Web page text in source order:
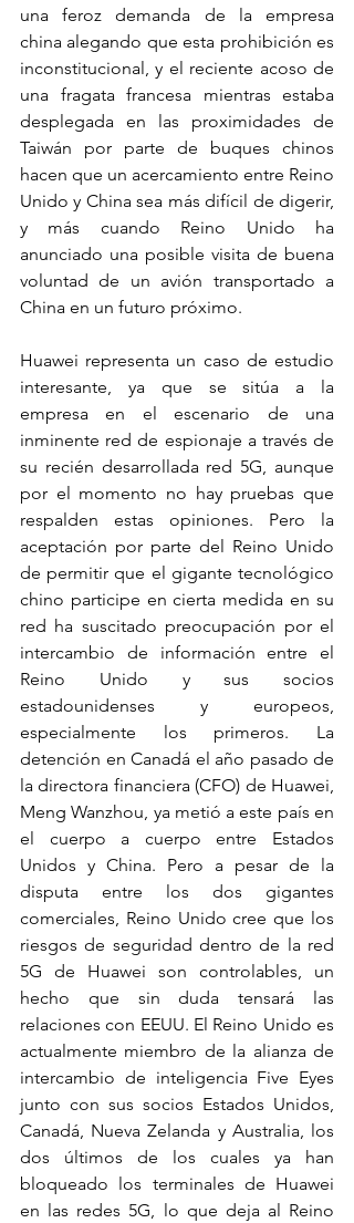
una feroz demanda de la empresa
china alegando que esta prohibición es
inconstitucional, y el reciente acoso de
una fragata francesa mientras estaba
desplegada en las proximidades de
Taiwán por parte de buques chinos
hacen que un acercamiento entre Reino
Unido y China sea más difícil de digerir,
y más cuando Reino Unido ha
anunciado una posible visita de buena
voluntad de un avión transportado a
China en un futuro próximo.
Huawei representa un caso de estudio
interesante, ya que se sitúa a la
empresa en el escenario de una
inminente red de espionaje a través de
su recién desarrollada red 5G, aunque
por el momento no hay pruebas que
respalden estas opiniones. Pero la
aceptación por parte del Reino Unido
de permitir que el gigante tecnológico
chino participe en cierta medida en su
red ha suscitado preocupación por el
intercambio de información entre el
Reino Unido y sus socios
estadounidenses y europeos,
especialmente los primeros. La
detención en Canadá el año pasado de
la directora financiera (CFO) de Huawei,
Meng Wanzhou, ya metió a este país en
el cuerpo a cuerpo entre Estados
Unidos y China. Pero a pesar de la
disputa entre los dos gigantes
comerciales, Reino Unido cree que los
riesgos de seguridad dentro de la red
5G de Huawei son controlables, un
hecho que sin duda tensará las
relaciones con EEUU. El Reino Unido es
actualmente miembro de la alianza de
intercambio de inteligencia Five Eyes
junto con sus socios Estados Unidos,
Canadá, Nueva Zelanda y Australia, los
dos últimos de los cuales ya han
bloqueado los terminales de Huawei
en las redes 5G, lo que deja al Reino